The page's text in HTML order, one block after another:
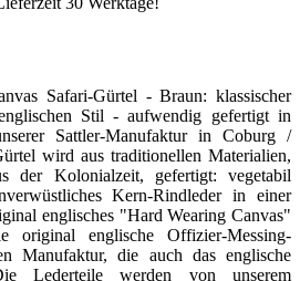
Safari-Gürtel - Braun: klassischer
Stil - aufwendig gefertigt in
Sattler-Manufaktur in Coburg /
wird aus traditionellen Materialien,
der Kolonialzeit, gefertigt: vegetabil
Kern-Rindleder in einer
englisches "Hard Wearing Canvas"
original englische Offizier-Messing-
Manufaktur, die auch das englische
Lederteile werden von unserem